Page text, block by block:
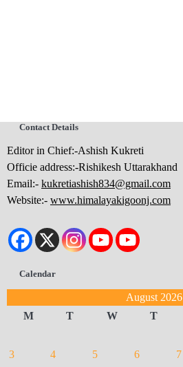
Contact Details
Editor in Chief:-Ashish Kukreti
Officie address:-Rishikesh Uttarakhand
Email:- kukretiashish834@gmail.com
Website:- www.himalayakigoonj.com
Calendar
August 2026
M
T W T
3
4 5 6 7